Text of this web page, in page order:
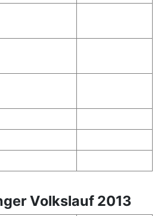
Volkslauf 2013